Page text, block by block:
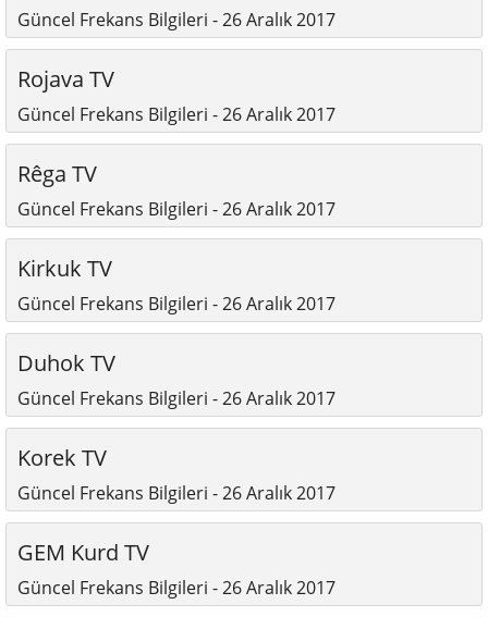
Güncel Frekans Bilgileri - 26 Aralık 2017
Rojava TV
Güncel Frekans Bilgileri - 26 Aralık 2017
Rêga TV
Güncel Frekans Bilgileri - 26 Aralık 2017
Kirkuk TV
Güncel Frekans Bilgileri - 26 Aralık 2017
Duhok TV
Güncel Frekans Bilgileri - 26 Aralık 2017
Korek TV
Güncel Frekans Bilgileri - 26 Aralık 2017
GEM Kurd TV
Güncel Frekans Bilgileri - 26 Aralık 2017